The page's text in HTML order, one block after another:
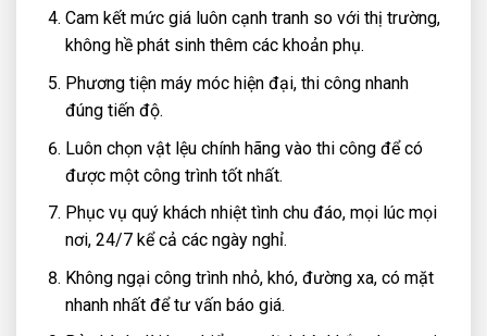
Cam kết mức giá luôn cạnh tranh so với thị trường,
không hề phát sinh thêm các khoản phụ.
Phương tiện máy móc hiện đại, thi công nhanh
đúng tiến độ.
Luôn chọn vật lệu chính hãng vào thi công để có
được một công trình tốt nhất.
Phục vụ quý khách nhiệt tình chu đáo, mọi lúc mọi
nơi, 24/7 kể cả các ngày nghỉ.
Không ngại công trình nhỏ, khó, đường xa, có mặt
nhanh nhất để tư vấn báo giá.